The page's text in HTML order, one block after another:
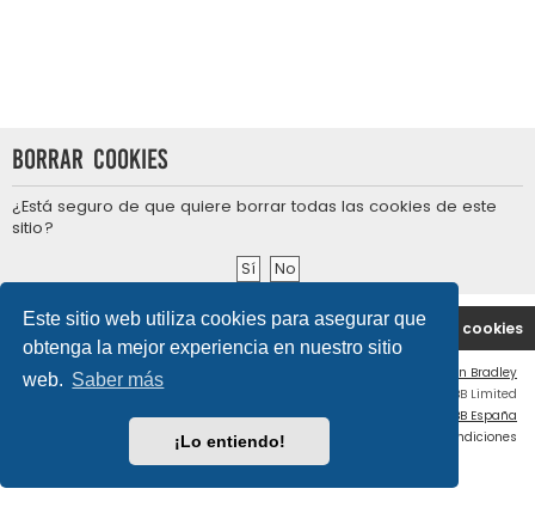
Este sitio web utiliza cookies para asegurar que
obtenga la mejor experiencia en nuestro sitio
web. Saber más
¡Lo entiendo!
Borrar cookies
¿Está seguro de que quiere borrar todas las cookies de este
sitio?
Portal Índice general Borrar cookies
Contáctenos
Ian Bradley
Desarrollado por
® Forum Software © phpBB Limited
Traducción al español por
phpBB España
Condiciones